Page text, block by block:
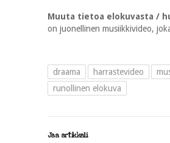
Muuta tietoa elokuvasta /
on juonellinen musiikkivideo,
draama harrastevideo
runollinen elokuva
Jaa artikkeli